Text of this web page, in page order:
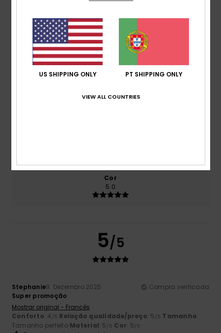
100% dos nossos clientes recomendam este
produto
Conforto
Relação qualidade/preço
Cor
5.0
5/5
Stephanie9. Dezembro 2025
Compra verificada
Super promoção
Mostrar original - Francês
Conforto: 4 /5 Relação qualidade/preço: 5 /5 Tamanho:
Tamanho perfeito Material: 5 /5 Cor: 5/5
US SHIPPING ONLY PT SHIPPING ONLY
VIEW ALL COUNTRIES